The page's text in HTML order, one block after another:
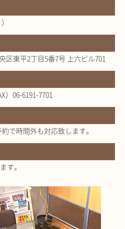
区東平2丁目5番7号 上六ビル701
）06-6191-7701
で時間外も対応致します。
す。